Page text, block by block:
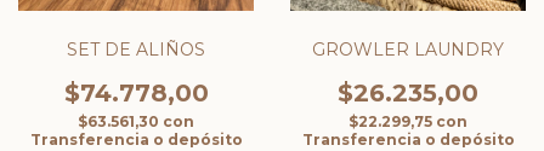
SET DE ALIÑOS
$74.778,00
$63.561,30 con
Transferencia o depósito
GROWLER LAUNDRY
$26.235,00
$22.299,75 con
Transferencia o depósito